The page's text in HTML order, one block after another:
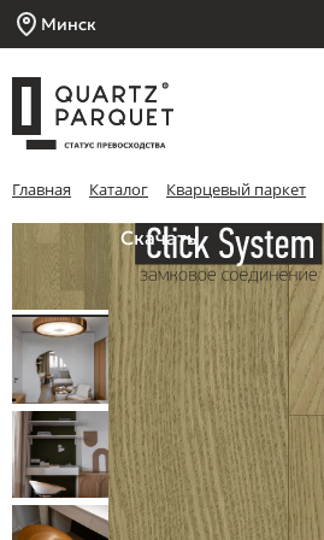
Минск
Главная Каталог Кварцевый паркет
Скачать